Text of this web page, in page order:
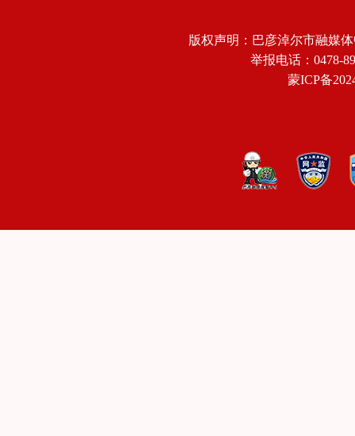
版权声明：巴彦淖尔市融媒
举报电话：0478-
蒙ICP备